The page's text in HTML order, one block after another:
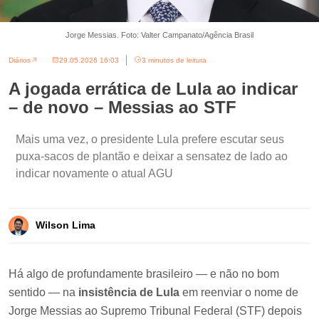
Jorge Messias. Foto: Valter Campanato/Agência Brasil
Diários 29.05.2026 16:03 3 minutos de leitura
A jogada errática de Lula ao indicar
– de novo – Messias ao STF
Mais uma vez, o presidente Lula prefere escutar seus
puxa-sacos de plantão e deixar a sensatez de lado ao
indicar novamente o atual AGU
Wilson Lima
Há algo de profundamente brasileiro — e não no bom
sentido — na insistência de Lula em reenviar o nome de
Jorge Messias ao Supremo Tribunal Federal (STF) depois